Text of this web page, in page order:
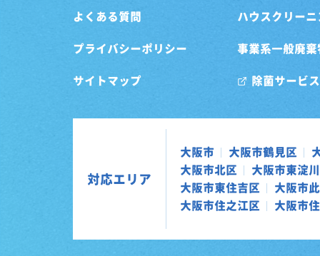
よくある質問
プライバシーポリシー
サイトマップ
ハウスクリーニ
事業系一般廃
除菌サービス
対応エリア
大阪市 大阪市鶴見区
大阪市北区
大阪市東淀
大阪市東住吉区
大阪市
大阪市住之江区
大阪市